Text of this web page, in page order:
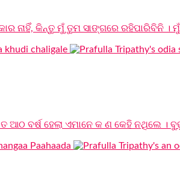
ନାହିଁ, କିନ୍ତୁ ମୁଁ ତୁମ ସାଙ୍ଗରେ ରହିପାରିବିନି ।
ଆଠ ବର୍ଷ ହେଲା ଏମାନେ କ ଣ କେହି ନଥିଲେ ।